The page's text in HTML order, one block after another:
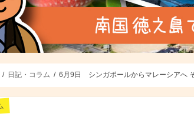
日記・コラム 6月9日 シンガポールからマレーシアへ